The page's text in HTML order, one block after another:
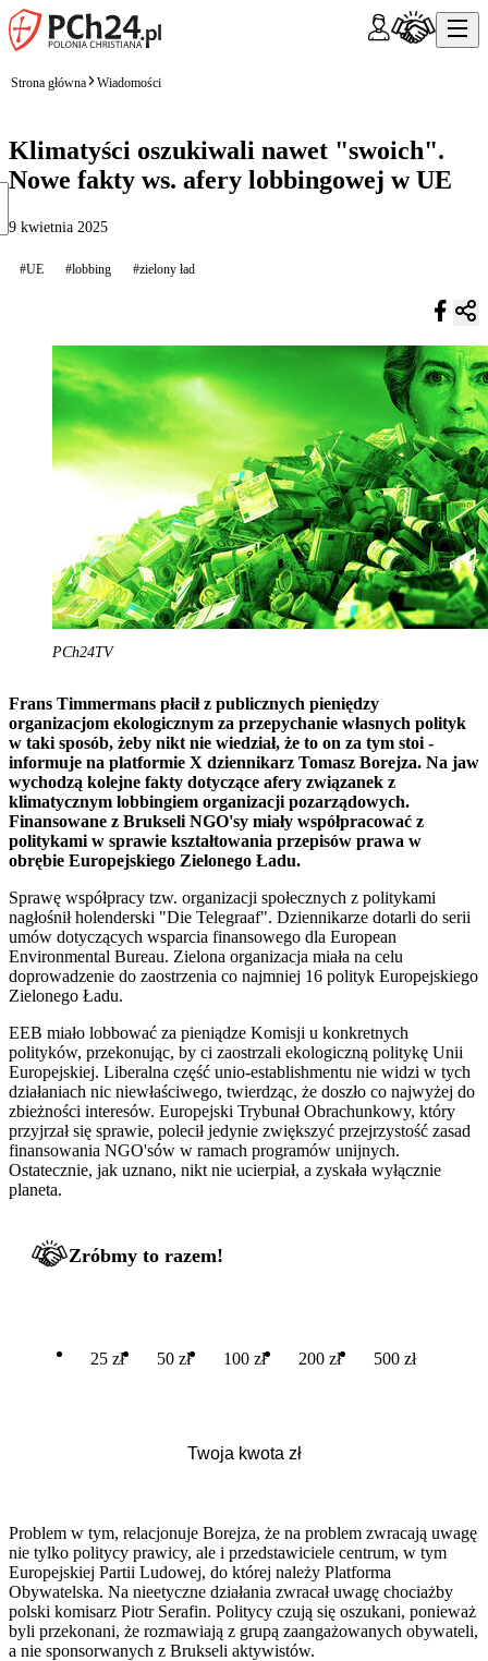
Strona główna Wiadomości
Klimatyści oszukiwali nawet "swoich".
Nowe fakty ws. afery lobbingowej w UE
9 kwietnia 2025
#UE #lobbing #zielony ład
PCh24TV
Frans Timmermans płacił z publicznych pieniędzy
organizacjom ekologicznym za przepychanie własnych polityk
w taki sposób, żeby nikt nie wiedział, że to on za tym stoi -
informuje na platformie X dziennikarz Tomasz Borejza. Na jaw
wychodzą kolejne fakty dotyczące afery związanek z
klimatycznym lobbingiem organizacji pozarządowych.
Finansowane z Brukseli NGO'sy miały współpracować z
politykami w sprawie kształtowania przepisów prawa w
obrębie Europejskiego Zielonego Ładu.
Sprawę współpracy tzw. organizacji społecznych z politykami
nagłośnił holenderski "Die Telegraaf". Dziennikarze dotarli do serii
umów dotyczących wsparcia finansowego dla European
Environmental Bureau. Zielona organizacja miała na celu
doprowadzenie do zaostrzenia co najmniej 16 polityk Europejskiego
Zielonego Ładu.
EEB miało lobbować za pieniądze Komisji u konkretnych
polityków, przekonując, by ci zaostrzali ekologiczną politykę Unii
Europejskiej. Liberalna część unio-establishmentu nie widzi w tych
działaniach nic niewłaściwego, twierdząc, że doszło co najwyżej do
zbieżności interesów. Europejski Trybunał Obrachunkowy, który
przyjrzał się sprawie, polecił jedynie zwiększyć przejrzystość zasad
finansowania NGO'sów w ramach programów unijnych.
Ostatecznie, jak uznano, nikt nie ucierpiał, a zyskała wyłącznie
planeta.
Zróbmy to razem!
25 zł 50 zł 100 zł 200 zł 500 zł
Problem w tym, relacjonuje Borejza, że na problem zwracają uwagę
nie tylko politycy prawicy, ale i przedstawiciele centrum, w tym
Europejskiej Partii Ludowej, do której należy Platforma
Obywatelska. Na nieetyczne działania zwracał uwagę chociażby
polski komisarz Piotr Serafin. Politycy czują się oszukani, ponieważ
byli przekonani, że rozmawiają z grupą zaangażowanych obywateli,
a nie sponsorwanych z Brukseli aktywistów.